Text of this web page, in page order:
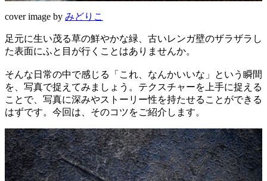
cover image by みどりこ
足元に生い茂る草の鮮やかな緑、古いレンガ壁のザラザラし
た表面にふと目が行くことはありませんか。
そんな日常の中で感じる「これ、なんかいいな」という瞬間
を、写真で捉えてみましょう。テクスチャーを上手に捉える
ことで、写真に深みやストーリー性を持たせることができる
はずです。今回は、そのコツをご紹介します。